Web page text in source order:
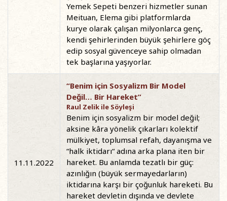
Yemek Sepeti benzeri hizmetler sunan
Meituan, Elema gibi platformlarda
kurye olarak çalışan milyonlarca genç,
kendi şehirlerinden büyük şehirlere göç
edip sosyal güvenceye sahip olmadan
tek başlarına yaşıyorlar.
11.11.2022
“Benim için Sosyalizm Bir Model
Değil… Bir Hareket”
Raul Zelik ile Söyleşi
Benim için sosyalizm bir model değil;
aksine kâra yönelik çıkarları kolektif
mülkiyet, toplumsal refah, dayanışma ve
“halk iktidarı“ adına arka plana iten bir
hareket. Bu anlamda tezatlı bir güç:
azınlığın (büyük sermayedarların)
iktidarına karşı bir çoğunluk hareketi. Bu
hareket devletin dışında ve devlete